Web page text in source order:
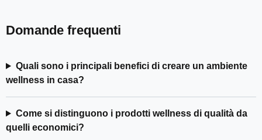
Domande frequenti
Quali sono i principali benefici di creare un ambiente
wellness in casa?
Come si distinguono i prodotti wellness di qualità da
quelli economici?